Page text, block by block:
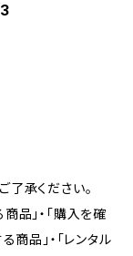
承ください。
品」・「購入を確
商品」・「レンタル